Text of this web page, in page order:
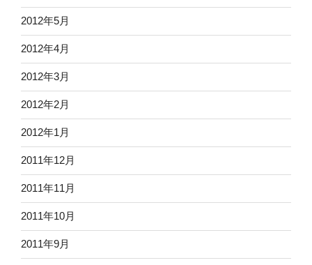
2012年5月
2012年4月
2012年3月
2012年2月
2012年1月
2011年12月
2011年11月
2011年10月
2011年9月